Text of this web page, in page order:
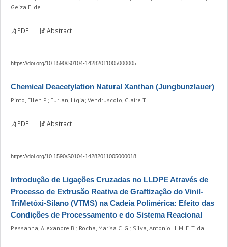
Geiza E. de
PDF Abstract
https://doi.org/10.1590/S0104-14282011005000005
Chemical Deacetylation Natural Xanthan (Jungbunzlauer)
Pinto, Ellen P.; Furlan, Lígia; Vendruscolo, Claire T.
PDF Abstract
https://doi.org/10.1590/S0104-14282011005000018
Introdução de Ligações Cruzadas no LLDPE Através de
Processo de Extrusão Reativa de Graftização do Vinil-
TriMetóxi-Silano (VTMS) na Cadeia Polimérica: Efeito das
Condições de Processamento e do Sistema Reacional
Pessanha, Alexandre B.; Rocha, Marisa C. G.; Silva, Antonio H. M. F. T. da